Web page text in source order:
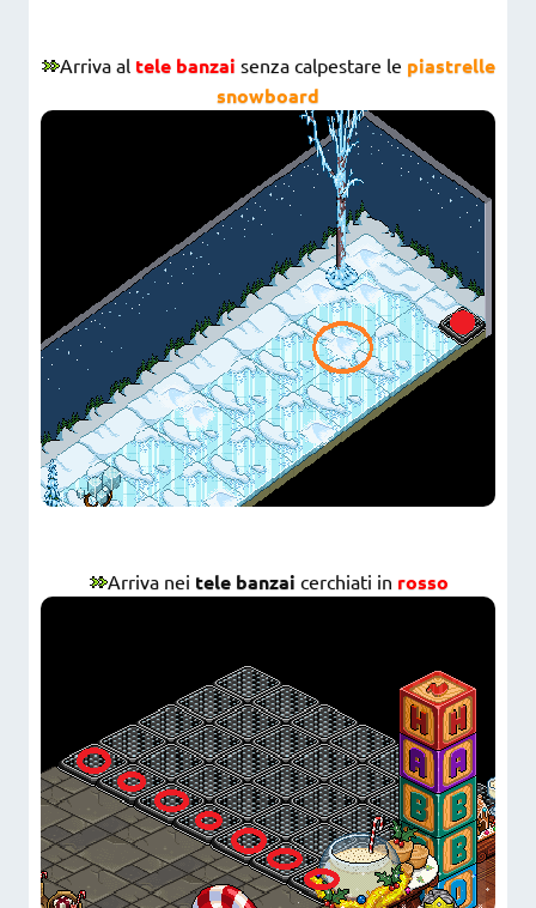
Arriva al tele banzai senza calpestare le piastrelle
snowboard
Arriva nei tele banzai cerchiati in rosso